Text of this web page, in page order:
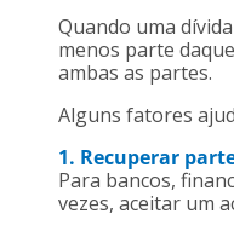
Quando uma
menos parte
ambas as partes.
Alguns fatores
1. Recuperar
Para bancos,
vezes, aceitar um